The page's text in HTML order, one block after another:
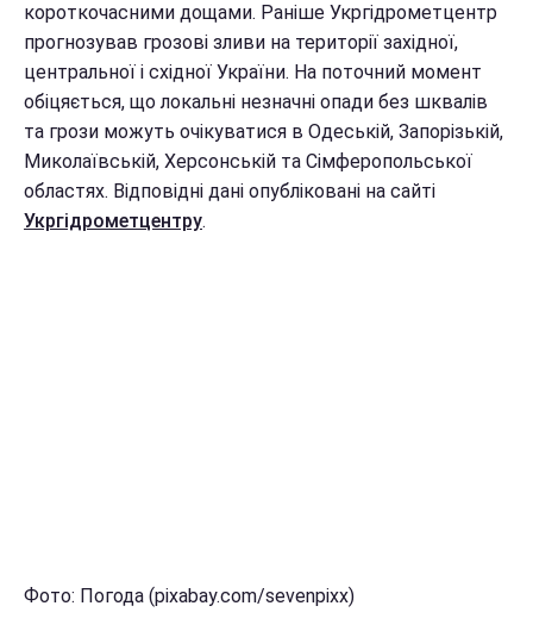
короткочасними дощами. Раніше Укргідрометцентр
прогнозував грозові зливи на території західної,
центральної і східної України. На поточний момент
обіцяється, що локальні незначні опади без шквалів
та грози можуть очікуватися в Одеській, Запорізькій,
Миколаївській, Херсонській та Сімферопольської
областях. Відповідні дані опубліковані на сайті
Укргідрометцентру.
Фото: Погода (pixabay.com/sevenpixx)